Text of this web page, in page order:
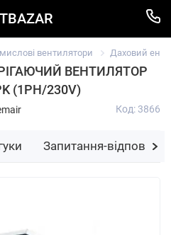
вентилятори Даховий
ВЕНТИЛЯТОР
(1PH/230V)
Код: 3866
Запитання-відповідь